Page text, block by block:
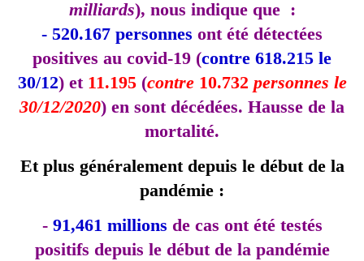
milliards), nous indique que :
- 520.167 personnes ont été détectées
positives au covid-19 (contre 618.215 le
30/12) et 11.195(contre 10.732 personnes le
30/12/2020) en sont décédées. Hausse de la
mortalité.
Et plus généralement depuis le début de la
pandémie :
- 91,461 millions de cas ont été testés
positifs depuis le début de la pandémie